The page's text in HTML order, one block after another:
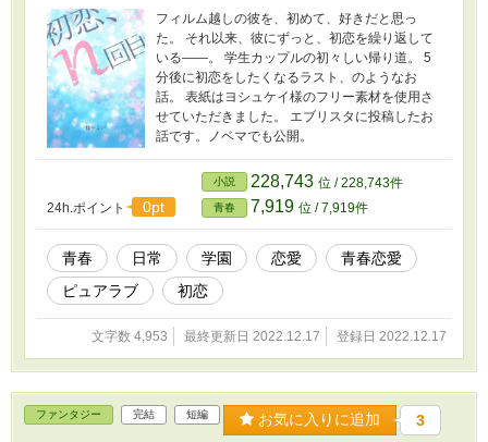
フィルム越しの彼を、初めて、好きだと思っ
た。 それ以来、彼にずっと、初恋を繰り返して
いる――。 学生カップルの初々しい帰り道。 5
分後に初恋をしたくなるラスト、のようなお
話。 表紙はヨシュケイ様のフリー素材を使用さ
せていただきました。 エブリスタに投稿したお
話です。ノベマでも公開。
24h.ポイント 0pt
小説 228,743 位 / 228,743件
青春 7,919 位 / 7,919件
青春 日常 学園 恋愛
青春恋愛
ピュアラブ
初恋
文字数 4,953 最終更新日 2022.12.17 登録日 2022.12.17
ファンタジー 完結 短編 お気に入りに追加 3